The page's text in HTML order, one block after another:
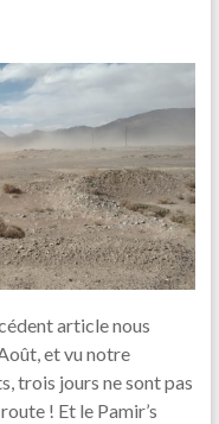
article nous
et vu notre
trois jours ne sont pas
! Et le Pamir’s